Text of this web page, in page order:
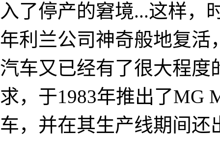
入了停产的窘境...这样，
年利兰公司神奇般地复活
汽车又已经有了很大程度
求，于1983年推出了MG
车，并在其生产线期间还